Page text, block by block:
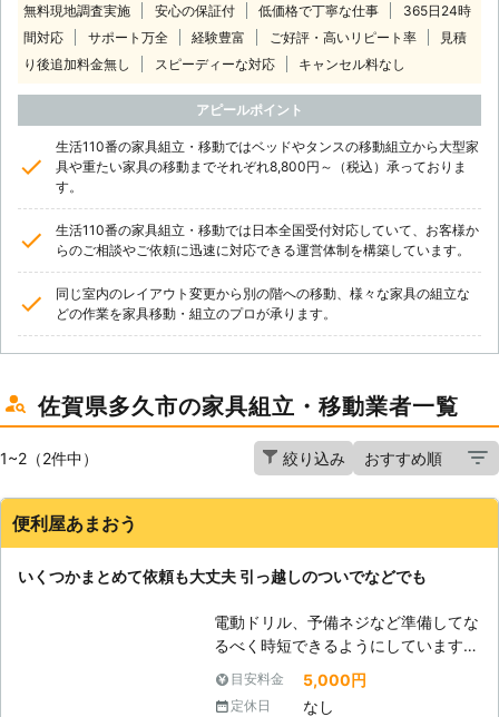
無料現地調査実施 安心の保証付 低価格で丁寧な仕事
365日24時
間対応
サポート万全 経験豊富 ご好評・高いリピート率
見積
り後追加料金無し
スピーディーな対応 キャンセル料なし
アピールポイント
生活110番の家具組立・移動ではベッドやタンスの移動組立から大型家
具や重たい家具の移動までそれぞれ8,800円～（税込）承っておりま
す。
生活110番の家具組立・移動では日本全国受付対応していて、お客様か
らのご相談やご依頼に迅速に対応できる運営体制を構築しています。
同じ室内のレイアウト変更から別の階への移動、様々な家具の組立な
どの作業を家具移動・組立のプロが承ります。
佐賀県多久市の家具組立・移動業者一覧
1~2（2件中） 絞り込み
便利屋あまおう
いくつかまとめて依頼も大丈夫 引っ越しのついでなどでも
電動ドリル、予備ネジなど準備してな
るべく時短できるようにしています。
場所狭くてもどうにかしますので、ご
相談ください。
目安料金 5,000円
定休日 なし